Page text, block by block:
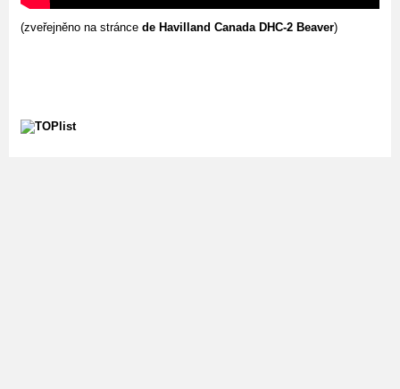
(zveřejněno na stránce de Havilland Canada DHC-2 Beaver)